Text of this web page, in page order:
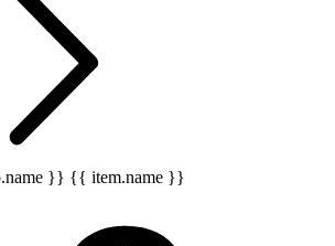
}} {{ item.name }}